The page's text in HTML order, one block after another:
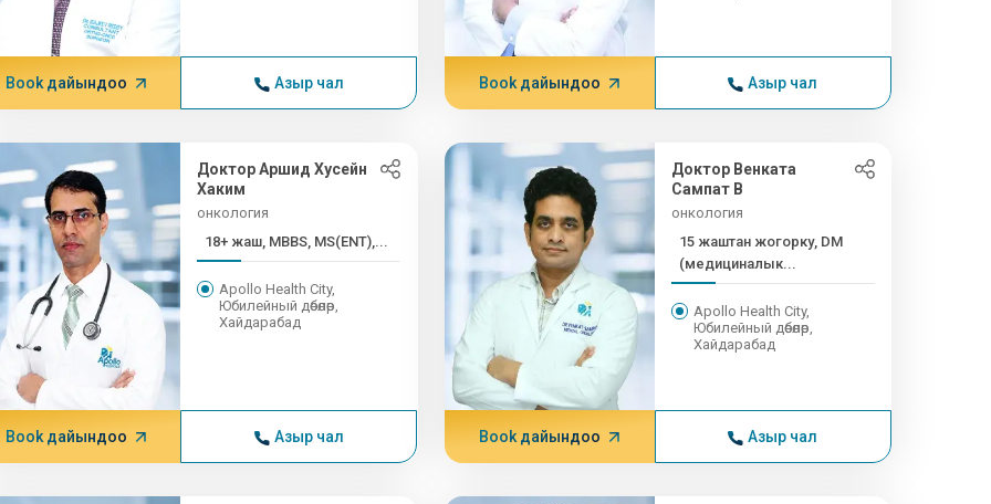
Book дайындоо Азыр чал Book дайындоо Азыр чал
Доктор Аршид Хусейн
Хаким
онкология
18+ жаш, MBBS, MS(ENT),...
Apollo Health City,
Юбилейный дөбөлөр,
Хайдарабад
Book дайындоо Азыр чал
Доктор Венката
Сампат В
онкология
15 жаштан жогорку, DM
(медициналык...
Apollo Health City,
Юбилейный дөбөлөр,
Хайдарабад
Book дайындоо Азыр чал